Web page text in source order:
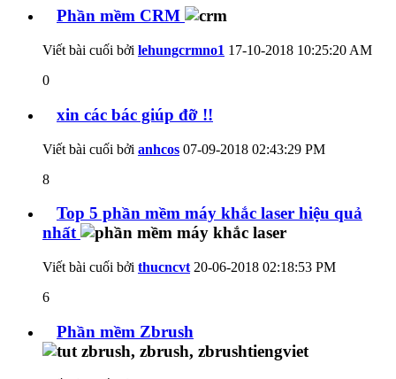
Phần mềm CRM
Viết bài cuối bởi lehungcrmno1 17-10-2018 10:25:20 AM
0
xin các bác giúp đỡ !!
Viết bài cuối bởi anhcos 07-09-2018 02:43:29 PM
8
Top 5 phần mềm máy khắc laser hiệu quả
nhất
Viết bài cuối bởi thucncvt 20-06-2018 02:18:53 PM
6
Phần mềm Zbrush